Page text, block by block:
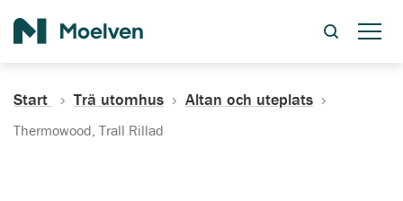
Start Trä utomhus Altan och uteplats
Thermowood, Trall Rillad